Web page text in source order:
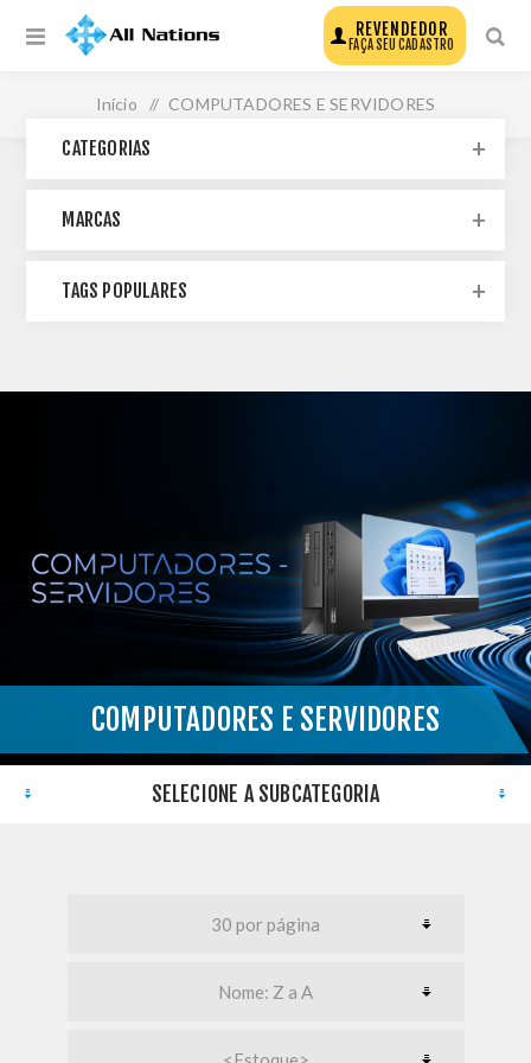
REVENDEDOR
FAÇA SEU CADASTRO
Início / COMPUTADORES E SERVIDORES
}
COMPUTADORES E SERVIDORES
SELECIONE A SUBCATEGORIA
CATEGORIAS
MARCAS
TAGS POPULARES